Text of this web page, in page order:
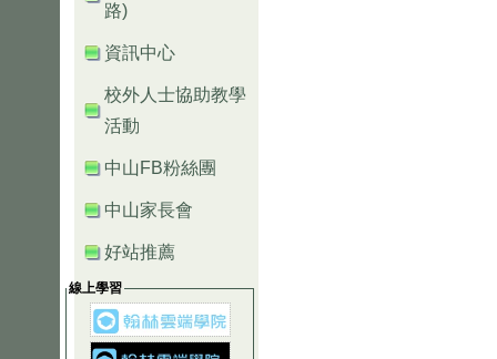
路)
資訊中心
校外人士協助教學
活動
中山FB粉絲團
中山家長會
好站推薦
線上學習